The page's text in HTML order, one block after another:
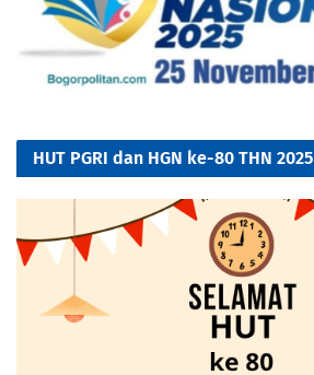
HUT PGRI dan HGN ke-80 THN 2025